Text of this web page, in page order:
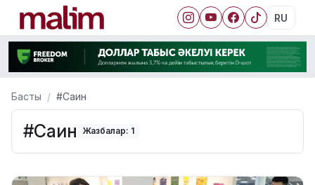
RU
Басты #Саин
#Саин Жазбалар: 1